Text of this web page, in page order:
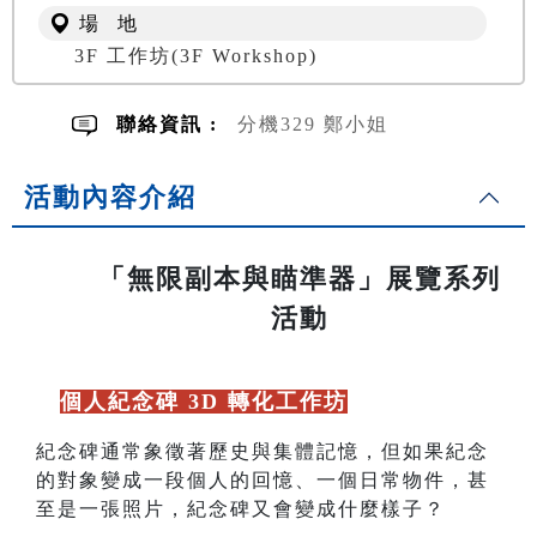
場 地
3F 工作坊(3F Workshop)
聯絡資訊 : 分機329 鄭小姐
活動內容介紹
「無限副本與瞄準器」展覽系列
活動
個人紀念碑 3D 轉化工作坊
紀念碑通常象徵著歷史與集體記憶，但如果紀念
的對象變成一段個人的回憶、一個日常物件，甚
至是一張照片，紀念碑又會變成什麼樣子？